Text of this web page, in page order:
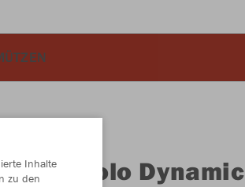
JAKO Polo Dynamic
Inhalte
zu den